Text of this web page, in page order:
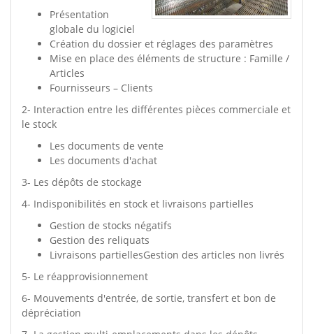
Présentation
globale du logiciel
Création du dossier et réglages des paramètres
Mise en place des éléments de structure : Famille /
Articles
Fournisseurs – Clients
2- Interaction entre les différentes pièces commerciale et
le stock
Les documents de vente
Les documents d'achat
3- Les dépôts de stockage
4- Indisponibilités en stock et livraisons partielles
Gestion de stocks négatifs
Gestion des reliquats
Livraisons partiellesGestion des articles non livrés
5- Le réapprovisionnement
6- Mouvements d'entrée, de sortie, transfert et bon de
dépréciation